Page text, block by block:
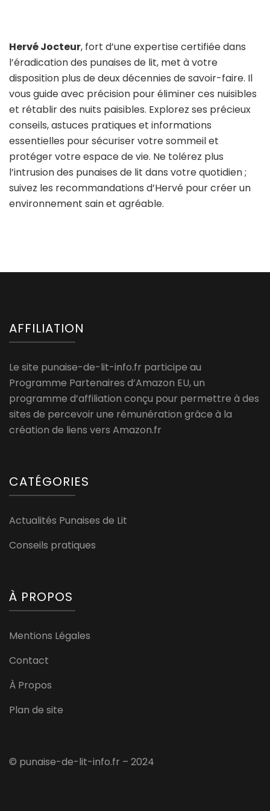
Hervé Jocteur, fort d’une expertise certifiée dans
l’éradication des punaises de lit, met à votre
disposition plus de deux décennies de savoir-faire. Il
vous guide avec précision pour éliminer ces nuisibles
et rétablir des nuits paisibles. Explorez ses précieux
conseils, astuces pratiques et informations
essentielles pour sécuriser votre sommeil et
protéger votre espace de vie. Ne tolérez plus
l’intrusion des punaises de lit dans votre quotidien ;
suivez les recommandations d’Hervé pour créer un
environnement sain et agréable.
AFFILIATION
Le site punaise-de-lit-info.fr participe au
Programme Partenaires d’Amazon EU, un
programme d’affiliation conçu pour permettre à des
sites de percevoir une rémunération grâce à la
création de liens vers Amazon.fr
CATÉGORIES
Actualités Punaises de Lit
Conseils pratiques
À PROPOS
Mentions Légales
Contact
À Propos
Plan de site
© punaise-de-lit-info.fr – 2024